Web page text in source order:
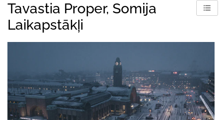
Tavastia Proper, Somija
Laikapstākļi